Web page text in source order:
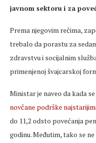
javnom sektoru i za
Prema njegovim rečima,
trebalo da porastu za
zdravstvu i socijalnim
primenjenoj švajcarskoj
Ministar je naveo da kada
novčane podrške
do 11,2 odsto povećanja
godinu. Međutim, tako se